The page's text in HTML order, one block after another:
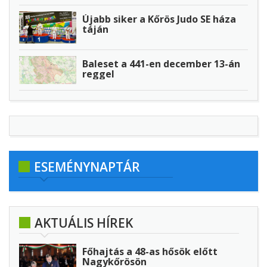
Újabb siker a Kőrös Judo SE háza
táján
Baleset a 441-en december 13-án
reggel
ESEMÉNYNAPTÁR
AKTUÁLIS HÍREK
Főhajtás a 48-as hősök előtt
Nagykőrösön